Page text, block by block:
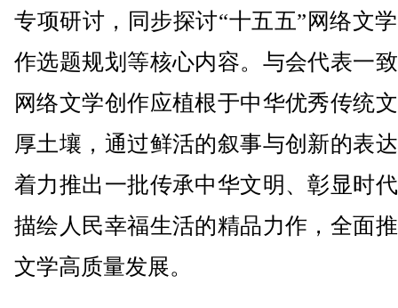
专项研讨，同步探讨“十五五”网络文
作选题规划等核心内容。与会代表一
网络文学创作应植根于中华优秀传统
厚土壤，通过鲜活的叙事与创新的表
着力推出一批传承中华文明、彰显时
描绘人民幸福生活的精品力作，全面
文学高质量发展。